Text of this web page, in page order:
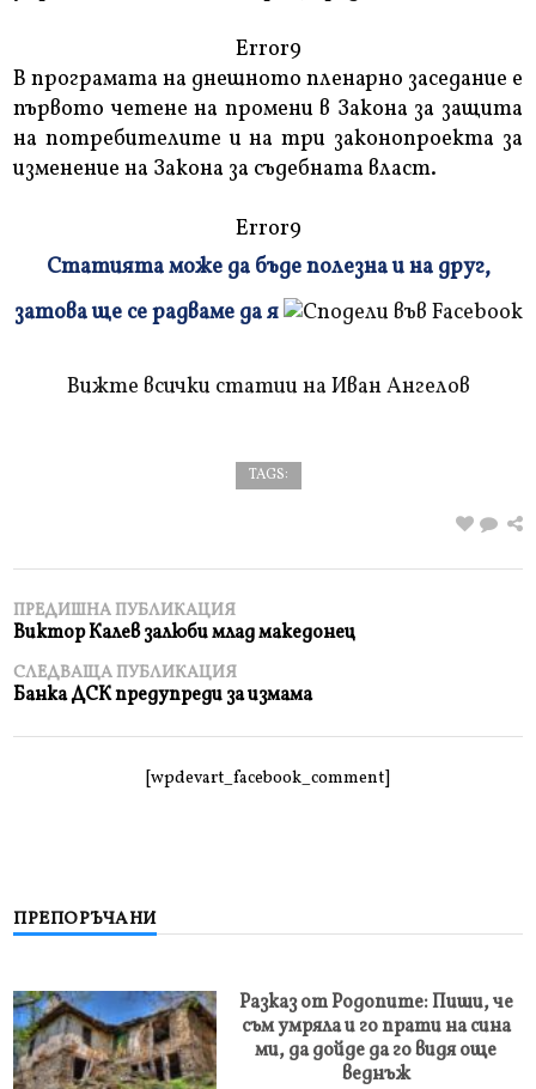
Error9
В програмата на днешното пленарно заседание е
първото четене на промени в Закона за защита
на потребителите и на три законопроекта за
изменение на Закона за съдебната власт.
Error9
и
Статията може да бъде полезна и на друг,
затова ще се радваме да я
Вижте всички статии на Иван Ангелов
TAGS:
ПРЕДИШНА ПУБЛИКАЦИЯ
Виктор Калев залюби млад македонец
СЛЕДВАЩА ПУБЛИКАЦИЯ
Банка ДСК предупреди за измама
[wpdevart_facebook_comment]
ПРЕПОРЪЧАНИ
Разказ от Родопите: Пиши, че
съм умряла и го прати на сина
ми, да дойде да го видя още
веднъж